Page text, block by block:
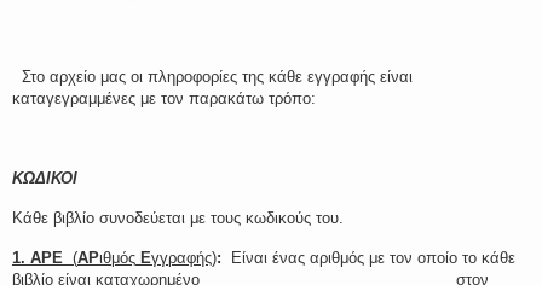
Στο αρχείο μας οι πληροφορίες της κάθε εγγραφής είναι
καταγεγραμμένες με τον παρακάτω τρόπο:
ΚΩΔΙΚΟΙ
Κάθε βιβλίο συνοδεύεται με τους κωδικούς του.
1. ΑΡΕ (ΑΡιθμός Εγγραφής): Είναι ένας αριθμός με τον οποίο το κάθε
βιβλίο είναι καταχωρημένο
στον